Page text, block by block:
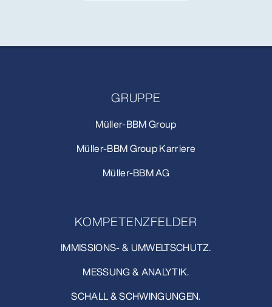
GRUPPE
Müller-BBM Group
Müller-BBM Group Karriere
Müller-BBM AG
KOMPETENZFELDER
IMMISSIONS- & UMWELTSCHUTZ.
MESSUNG & ANALYTIK.
SCHALL & SCHWINGUNGEN.